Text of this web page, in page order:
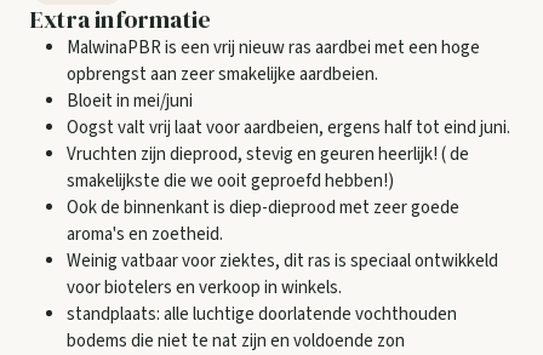
Extra informatie
MalwinaPBR is een vrij nieuw ras aardbei met een hoge
opbrengst aan zeer smakelijke aardbeien.
Bloeit in mei/juni
Oogst valt vrij laat voor aardbeien, ergens half tot eind juni.
Vruchten zijn dieprood, stevig en geuren heerlijk! ( de
smakelijkste die we ooit geproefd hebben!)
Ook de binnenkant is diep-dieprood met zeer goede
aroma's en zoetheid.
Weinig vatbaar voor ziektes, dit ras is speciaal ontwikkeld
voor biotelers en verkoop in winkels.
standplaats: alle luchtige doorlatende vochthouden
bodems die niet te nat zijn en voldoende zon